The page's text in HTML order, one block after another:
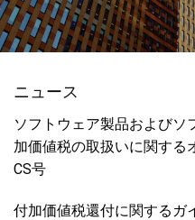
ニュース
ソフトウェア製品およびソ
加価値税の取扱いに関する
CS号
付加価値税還付に関するガ